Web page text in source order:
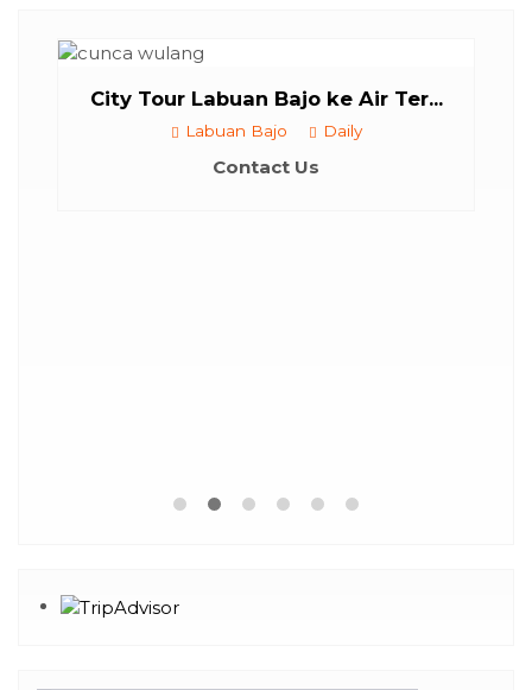
City Tour Labuan Bajo ke Air Ter...
Labuan Bajo Daily
Contact Us